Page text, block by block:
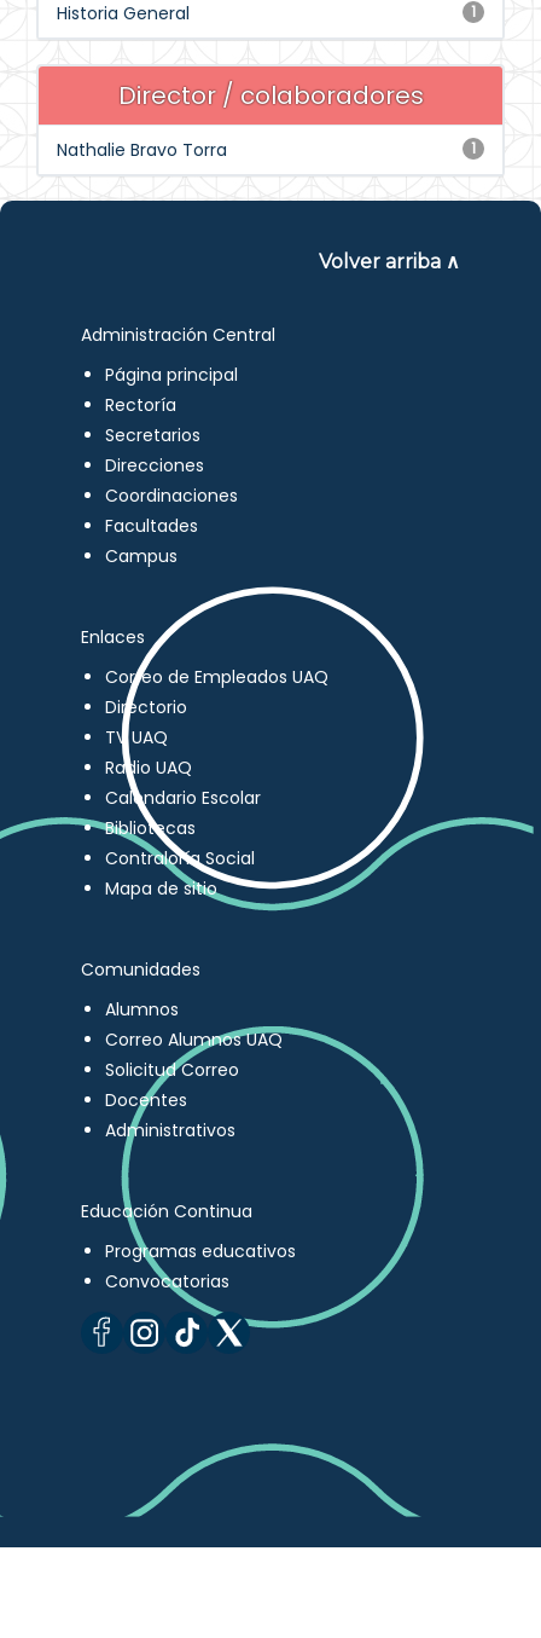
1
Historia General
Director / colaboradores
1
Nathalie Bravo Torra
Volver arriba ∧
Administración Central
Página principal
Rectoría
Secretarios
Direcciones
Coordinaciones
Facultades
Campus
Enlaces
Correo de Empleados UAQ
Directorio
TV UAQ
Radio UAQ
Calendario Escolar
Bibliotecas
Contraloría Social
Mapa de sitio
Comunidades
Alumnos
Correo Alumnos UAQ
Solicitud Correo
Docentes
Administrativos
Educación Continua
Programas educativos
Convocatorias